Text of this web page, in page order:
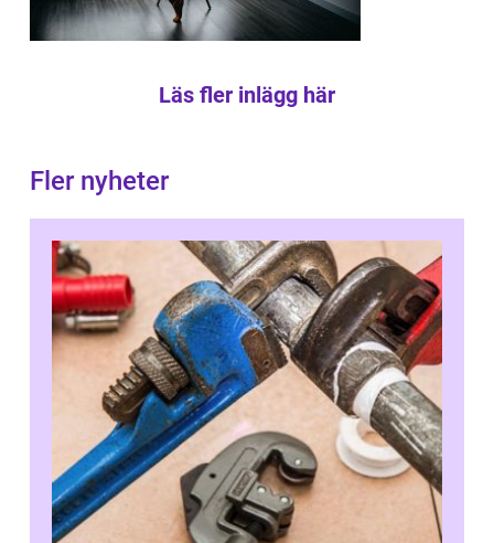
Läs fler inlägg här
Fler nyheter